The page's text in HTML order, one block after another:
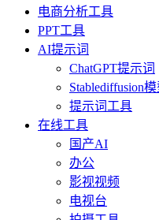
电商分析工具
PPT工具
AI提示词
ChatGPT提示词
Stablediffusion
提示词工具
在线工具
国产AI
办公
影视视频
电视台